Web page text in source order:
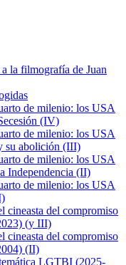
la filmografía de Juan
de milenio: los USA
(IV)
de milenio: los USA
su abolición (III)
de milenio: los USA
Independencia (II)
de milenio: los USA
cineasta del compromiso
(y III)
cineasta del compromiso
(II)
LGTBI (2025-